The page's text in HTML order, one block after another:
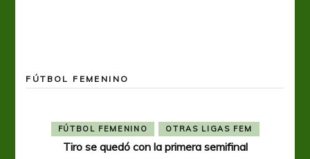
FÚTBOL FEMENINO
FÚTBOL FEMENINO OTRAS LIGAS FEM
Tiro se quedó con la primera semifinal